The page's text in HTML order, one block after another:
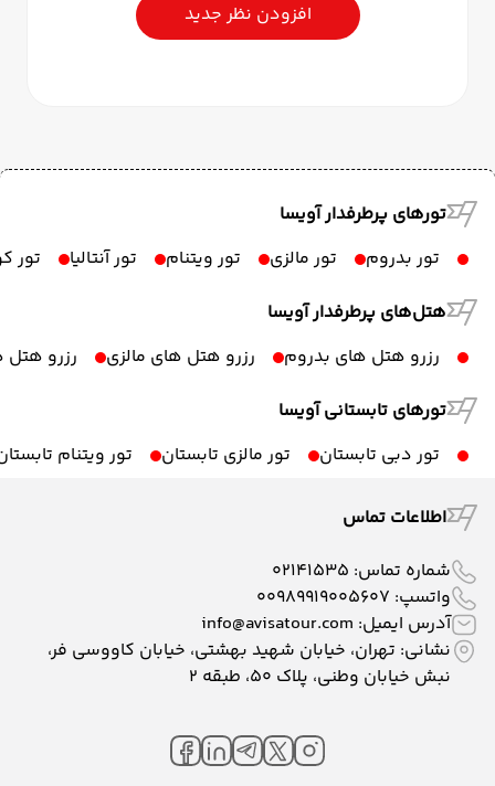
افزودن نظر جدید
تورهای پرطرفدار آویسا
تور بدروم
تور مالزی تور ویتنام تور آنتالیا
تور
هتل‌های پرطرفدار آویسا
رزرو هتل های بدروم
رزرو هتل های مالزی
رزرو هتل
تورهای تابستانی آویسا
تور دبی تابستان
تور مالزی تابستان تور ویتنام
اطلاعات تماس
شماره تماس: 02141535
واتسپ: 00989919005607
آدرس ایمیل: info@avisatour.com
نشانی: تهران، خیابان شهید بهشتی، خیابان کاووسی فر،
نبش خیابان وطنی، پلاک ۵۰، طبقه 2